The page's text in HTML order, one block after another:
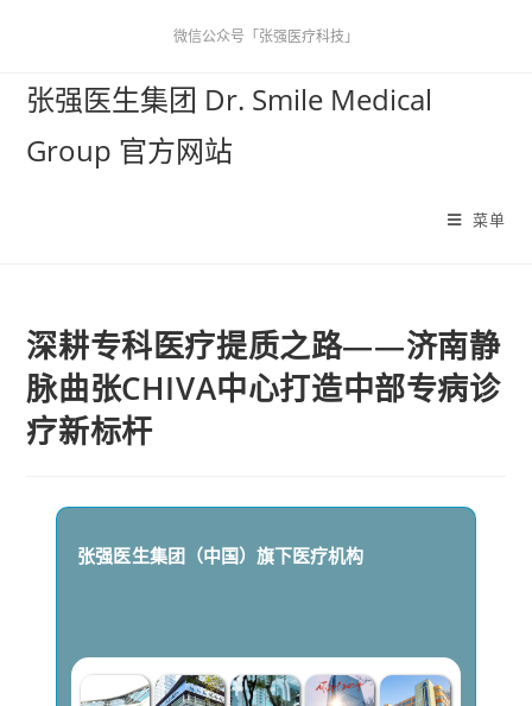
微信公众号「张强医疗科技」
张强医生集团 Dr. Smile Medical
Group 官方网站
菜单
深耕专科医疗提质之路——济南静
脉曲张CHIVA中心打造中部专病诊
疗新标杆
张强医生集团（中国） 旗下医疗机构